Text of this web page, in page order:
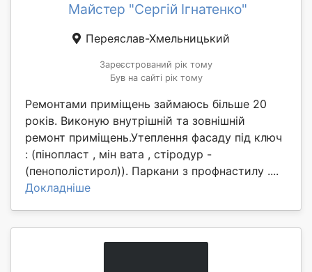
Майстер "Сергій Ігнатенко"
Переяслав-Хмельницький
Зареєстрований рік тому
Був на сайті рік тому
Ремонтами приміщень займаюсь більше 20
років. Виконую внутрішній та зовнішній
ремонт приміщень.Утеплення фасаду під ключ
: (пінопласт , мін вата , стіродур -
(пенополістирол)). Паркани з профнастилу ....
Докладніше